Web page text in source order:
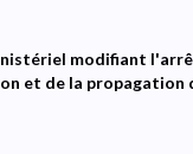
modifiant
et de la propagation